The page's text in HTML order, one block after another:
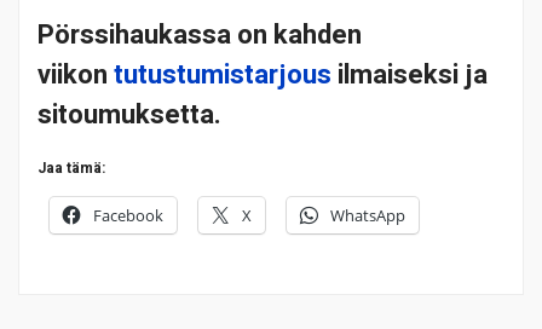
Pörssihaukassa on kahden
viikontutustumistarjous ilmaiseksi ja
sitoumuksetta.
Jaa tämä:
Facebook X WhatsApp